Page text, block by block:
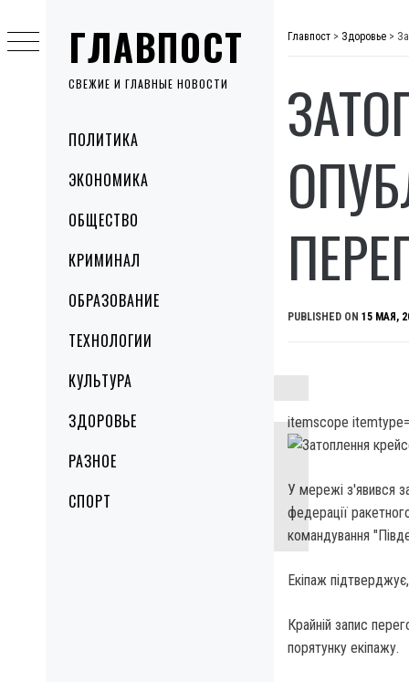
ГЛАВПОСТ
СВЕЖИЕ И ГЛАВНЫЕ НОВОСТИ
MenuПОЛИТИКА
ЭКОНОМИКА
ОБЩЕСТВО
КРИМИНАЛ
ОБРАЗОВАНИЕ
ТЕХНОЛОГИИ
КУЛЬТУРА
ЗДОРОВЬЕ
РАЗНОЕ
СПОРТ
to
content
Главпост > Здоровье >
PUBLISHED ON 15 МАЯ,
itemscope
У мережі з'явився
федерації
командування
Екіпаж
Крайній запис
порятунку екіпажу.